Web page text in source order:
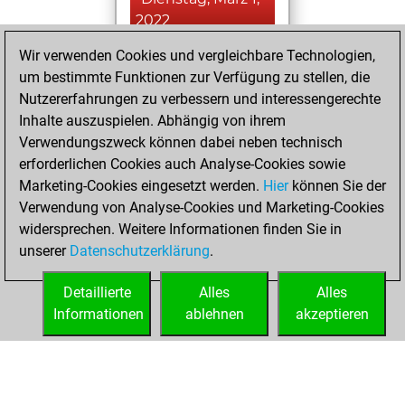
2022
You achieved a
BeautyScore of 27
Fritz
achieved a new Elo
of 1569
Donnerstag,
Februar 17, 2022
You created
your Fritz account
Wir verwenden Cookies und vergleichbare Technologien,
um bestimmte Funktionen zur Verfügung zu stellen, die
Nutzererfahrungen zu verbessern und interessengerechte
Inhalte auszuspielen. Abhängig von ihrem
Verwendungszweck können dabei neben technisch
erforderlichen Cookies auch Analyse-Cookies sowie
Marketing-Cookies eingesetzt werden. Hierkönnen Sie der
Verwendung von Analyse-Cookies und Marketing-Cookies
widersprechen. Weitere Informationen finden Sie in
unserer Datenschutzerklärung.
Alles
akzeptieren
Alles
ablehnen
Detaillierte
Informationen